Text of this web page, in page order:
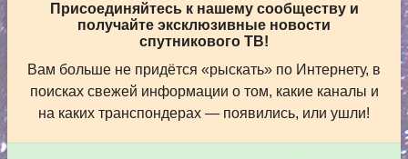
Присоединяйтесь к нашему сообществу и
получайте эксклюзивные новости
спутникового ТВ!
Вам больше не придётся «рыскать» по Интернету, в
поисках свежей информации о том, какие каналы и
на каких транспондерах — появились, или ушли!